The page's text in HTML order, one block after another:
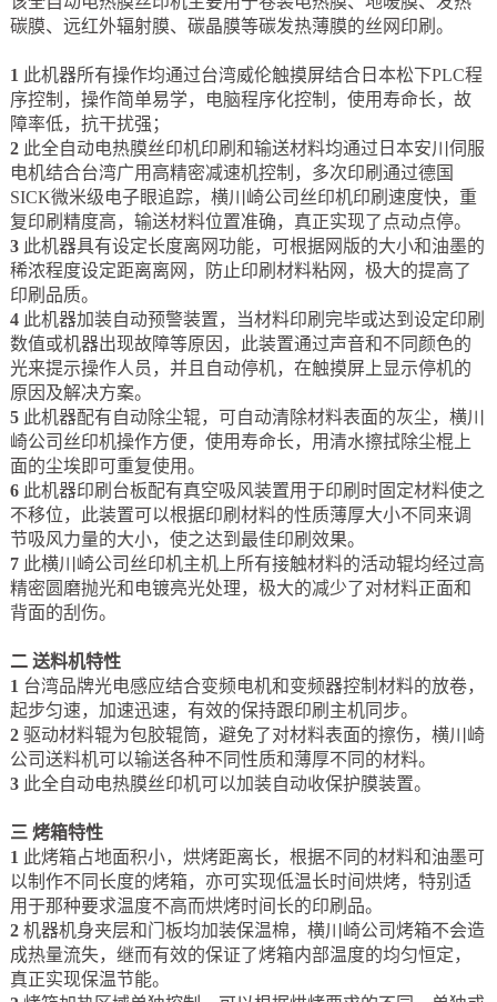
碳膜、远红外辐射膜、碳晶膜等碳发热薄膜的丝网印刷。
1 此机器所有操作均通过台湾威伦触摸屏结合日本松下PLC程
序控制，操作简单易学，电脑程序化控制，使用寿命长，故
障率低，抗干扰强；
2 此全自动电热膜丝印机印刷和输送材料均通过日本安川伺服
电机结合台湾广用高精密减速机控制，多次印刷通过德国
SICK微米级电子眼追踪，横川崎公司丝印机印刷速度快，重
复印刷精度高，输送材料位置准确，真正实现了点动点停。
3 此机器具有设定长度离网功能，可根据网版的大小和油墨的
稀浓程度设定距离离网，防止印刷材料粘网，极大的提高了
印刷品质。
4 此机器加装自动预警装置，当材料印刷完毕或达到设定印刷
数值或机器出现故障等原因，此装置通过声音和不同颜色的
光来提示操作人员，并且自动停机，在触摸屏上显示停机的
原因及解决方案。
5 此机器配有自动除尘辊，可自动清除材料表面的灰尘，横川
崎公司丝印机操作方便，使用寿命长，用清水擦拭除尘棍上
面的尘埃即可重复使用。
6 此机器印刷台板配有真空吸风装置用于印刷时固定材料使之
不移位，此装置可以根据印刷材料的性质薄厚大小不同来调
节吸风力量的大小，使之达到最佳印刷效果。
7 此横川崎公司丝印机主机上所有接触材料的活动辊均经过高
精密圆磨抛光和电镀亮光处理，极大的减少了对材料正面和
背面的刮伤。
二送料机特性
1 台湾品牌光电感应结合变频电机和变频器控制材料的放卷，
起步匀速，加速迅速，有效的保持跟印刷主机同步。
2 驱动材料辊为包胶辊筒，避免了对材料表面的擦伤，横川崎
公司送料机可以输送各种不同性质和薄厚不同的材料。
3 此全自动电热膜丝印机可以加装自动收保护膜装置。
三烤箱特性
1 此烤箱占地面积小，烘烤距离长，根据不同的材料和油墨可
以制作不同长度的烤箱，亦可实现低温长时间烘烤，特别适
用于那种要求温度不高而烘烤时间长的印刷品。
2 机器机身夹层和门板均加装保温棉，横川崎公司烤箱不会造
成热量流失，继而有效的保证了烤箱内部温度的均匀恒定，
真正实现保温节能。